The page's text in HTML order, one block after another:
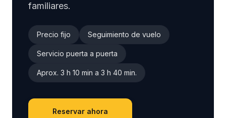
familiares.
Precio fijo Seguimiento de vuelo
Servicio puerta a puerta
Aprox. 3 h 10 min a 3 h 40 min.
Reservar ahora